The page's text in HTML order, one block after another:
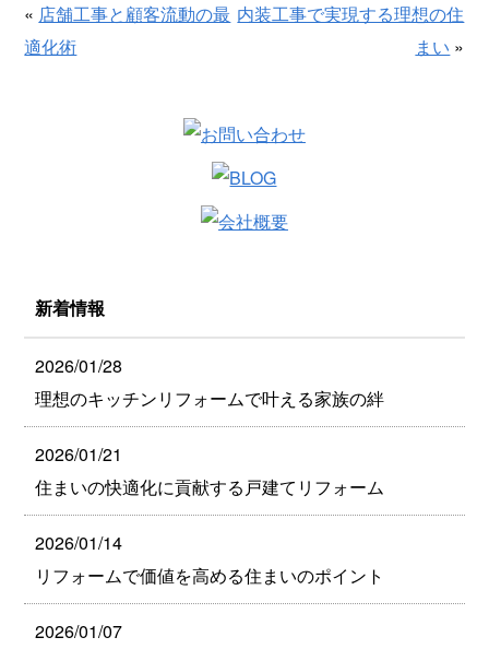
« 店舗工事と顧客流動の最
適化術
内装工事で実現する理想の住
まい »
新着情報
2026/01/28
理想のキッチンリフォームで叶える家族の絆
2026/01/21
住まいの快適化に貢献する戸建てリフォーム
2026/01/14
リフォームで価値を高める住まいのポイント
2026/01/07